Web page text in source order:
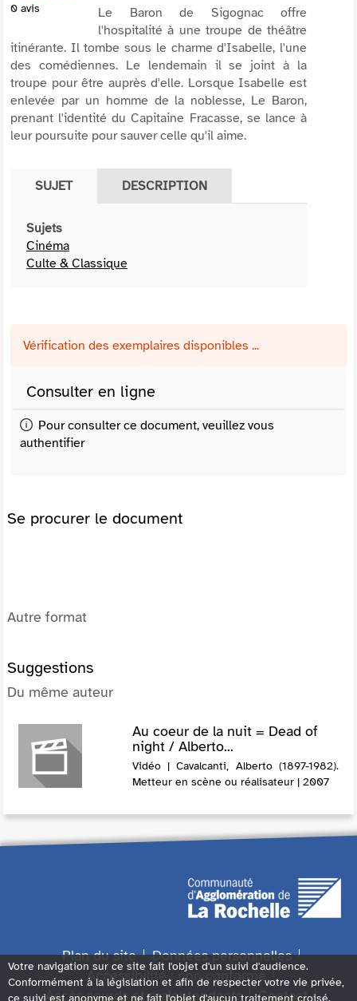
0 avis
Le Baron de Sigognac offre
l'hospitalité à une troupe de théâtre
itinérante. Il tombe sous le charme d'Isabelle, l'une
des comédiennes. Le lendemain il se joint à la
troupe pour être auprès d'elle. Lorsque Isabelle est
enlevée par un homme de la noblesse, Le Baron,
prenant l'identité du Capitaine Fracasse, se lance à
leur poursuite pour sauver celle qu'il aime.
SUJET DESCRIPTION
Sujets
Cinéma
Culte & Classique
Vérification des exemplaires disponibles ...
Consulter en ligne
Pour consulter ce document, veuillez vous
authentifier
Se procurer le document
Autre format
Suggestions
Du même auteur
Au coeur de la nuit = Dead of
night / Alberto...
Vidéo | Cavalcanti, Alberto (1897-1982).
Metteur en scène ou réalisateur | 2007
Plan du site
Données personnelles
Accessibilité : non conforme
Accès sourds et malentendants
Contact
Votre navigation sur ce site fait l'objet d'un suivi d'audience.
Conformément à la législation et afin de respecter votre vie privée,
ce suivi est anonyme et ne fait l'objet d'aucun traitement croisé.